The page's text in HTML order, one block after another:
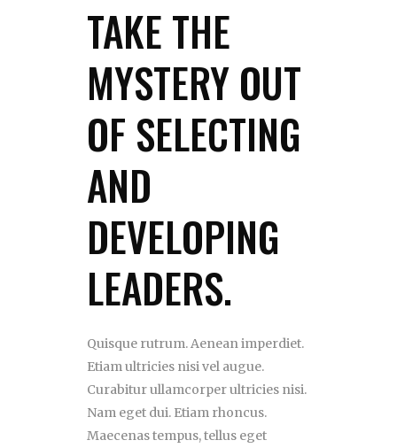
TAKE THE
MYSTERY OUT
OF SELECTING
AND
DEVELOPING
LEADERS.
Quisque rutrum. Aenean imperdiet.
Etiam ultricies nisi vel augue.
Curabitur ullamcorper ultricies nisi.
Nam eget dui. Etiam rhoncus.
Maecenas tempus, tellus eget